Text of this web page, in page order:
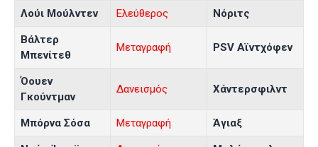
Λούι Μούλντεν Ελεύθερος Νόριτς
Βάλτερ
Μπενίτεθ
Μεταγραφή PSV Αϊντχόφεν
Όουεν
Γκούντμαν
Δανεισμός Χάντερσφιλντ
Μπόρνα Σόσα Μεταγραφή Άγιαξ